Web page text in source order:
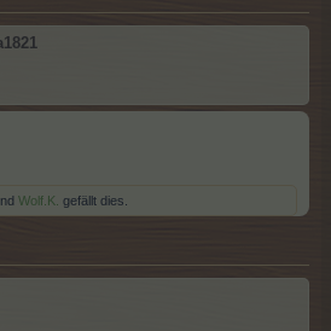
Wolf.K. gefällt dies.